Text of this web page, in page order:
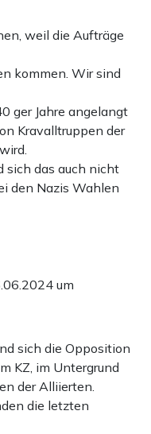
weil die Aufträge
kommen. Wir sind
ger Jahre angelangt
Kravalltruppen der
sich das auch nicht
den Nazis Wahlen
um
sich die Opposition
KZ, im Untergrund
der Alliierten.
die letzten